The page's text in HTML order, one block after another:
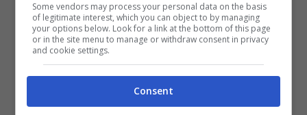
con una buona interfaccia, il che svela il
grande lavoro di design che c’è dietro, ma
dall’altra parta siamo sicuri che non si farà
una grande passo in avanti in merito al
consumo odierno di musica. Il mercato,
Some vendors may process your personal data on the basis
of legitimate interest, which you can object to by managing
your options below. Look for a link at the bottom of this page
or in the site menu to manage or withdraw consent in privacy
and cookie settings.
Consent